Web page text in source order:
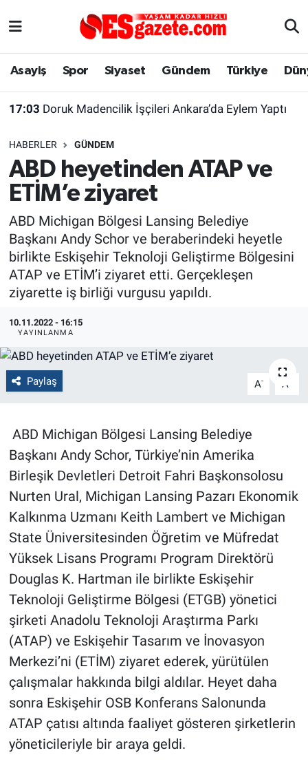
Asayiş Spor Siyaset Gündem Türkiye
17:03 Doruk Madencilik İşçileri Ankara’da Eylem Yaptı
HABERLER GÜNDEM
ABD heyetinden ATAP ve
ETİM’e ziyaret
ABD Michigan Bölgesi Lansing Belediye
Başkanı Andy Schor ve beraberindeki heyetle
birlikte Eskişehir Teknoloji Geliştirme Bölgesini
ATAP ve ETİM’i ziyaret etti. Gerçekleşen
ziyarette iş birliği vurgusu yapıldı.
10.11.2022 - 16:15
YAYINLANMA
Paylaş A- A
ABD Michigan Bölgesi Lansing Belediye
Başkanı Andy Schor, Türkiye’nin Amerika
Birleşik Devletleri Detroit Fahri Başkonsolosu
Nurten Ural, Michigan Lansing Pazarı Ekonomik
Kalkınma Uzmanı Keith Lambert ve Michigan
State Üniversitesinden Öğretim ve Müfredat
Yüksek Lisans Programı Program Direktörü
Douglas K. Hartman ile birlikte Eskişehir
Teknoloji Geliştirme Bölgesi (ETGB) yönetici
şirketi Anadolu Teknoloji Araştırma Parkı
(ATAP) ve Eskişehir Tasarım ve İnovasyon
Merkezi’ni (ETİM) ziyaret ederek, yürütülen
çalışmalar hakkında bilgi aldılar. Heyet daha
sonra Eskişehir OSB Konferans Salonunda
ATAP çatısı altında faaliyet gösteren şirketlerin
yöneticileriyle bir araya geldi.
Asayiş
Gündem
Türkiye
Dünya
Sağlık
Alış-Veriş/İş dünyası
Yaşam
Eskişehirspor Arşivi
Eskişehir Arşivi
Röportaj
Ekonomi
Kültür Sanat
Politika
Bilecik
Gezi
Genel
Yerel
Magazin
Bilim ve Teknoloji
Eskişehir Nöbetçi Eczaneler
Süper Lig Puan Durumu ve Fikstür
Tüm Manşetler
Son Dakika Haberleri
Haber Arşivi